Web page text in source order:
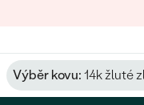
Výběr kovu: 14k žluté